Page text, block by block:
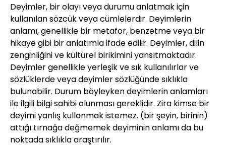
Deyimler, bir olayı veya durumu anlatmak için
kullanılan sözcük veya cümlelerdir. Deyimlerin
anlamı, genellikle bir metafor, benzetme veya bir
hikaye gibi bir anlatımla ifade edilir. Deyimler, dilin
zenginliğini ve kültürel birikimini yansıtmaktadır.
Deyimler genellikle yerleşik ve sık kullanılırlar ve
sözlüklerde veya deyimler sözlüğünde sıklıkla
bulunabilir. Durum böyleyken deyimlerin anlamları
ile ilgili bilgi sahibi olunması gereklidir. Zira kimse bir
deyimi yanlış kullanmak istemez. (bir şeyin, birinin)
attığı tırnağa değmemek deyiminin anlamı da bu
noktada sıklıkla araştırılır.